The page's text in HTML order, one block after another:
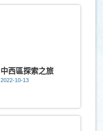
中西區探索之旅
2022-10-13